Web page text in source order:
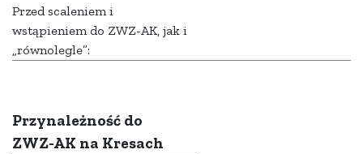
Przed scaleniem i
wstąpieniem do ZWZ-AK, jak i
„równolegle”:
Przynależność do
ZWZ-AK na Kresach